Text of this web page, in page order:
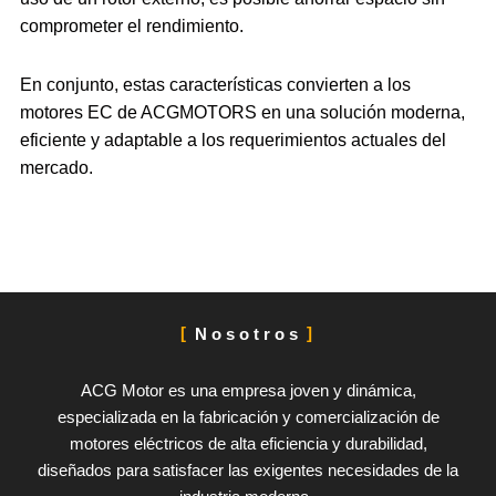
comprometer el rendimiento.
En conjunto, estas características convierten a los
motores EC de ACGMOTORS en una solución moderna,
eficiente y adaptable a los requerimientos actuales del
mercado.
Nosotros
ACG Motor es una empresa joven y dinámica,
especializada en la fabricación y comercialización de
motores eléctricos de alta eficiencia y durabilidad,
diseñados para satisfacer las exigentes necesidades de la